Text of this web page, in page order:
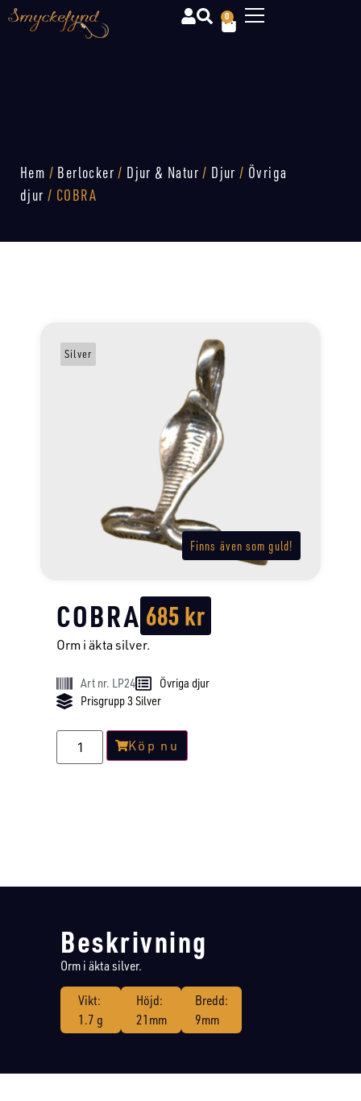
0
Hem / Berlocker / Djur & Natur / Djur / Övriga
djur / COBRA
Finns även som guld!
Silver
COBRA 685kr
Orm i äkta silver.
Art nr. LP24
Övriga djur
Prisgrupp 3 Silver
Köp nu
Beskrivning
Orm i äkta silver.
Vikt:
1.7 g
Höjd:
21mm
Bredd:
9mm